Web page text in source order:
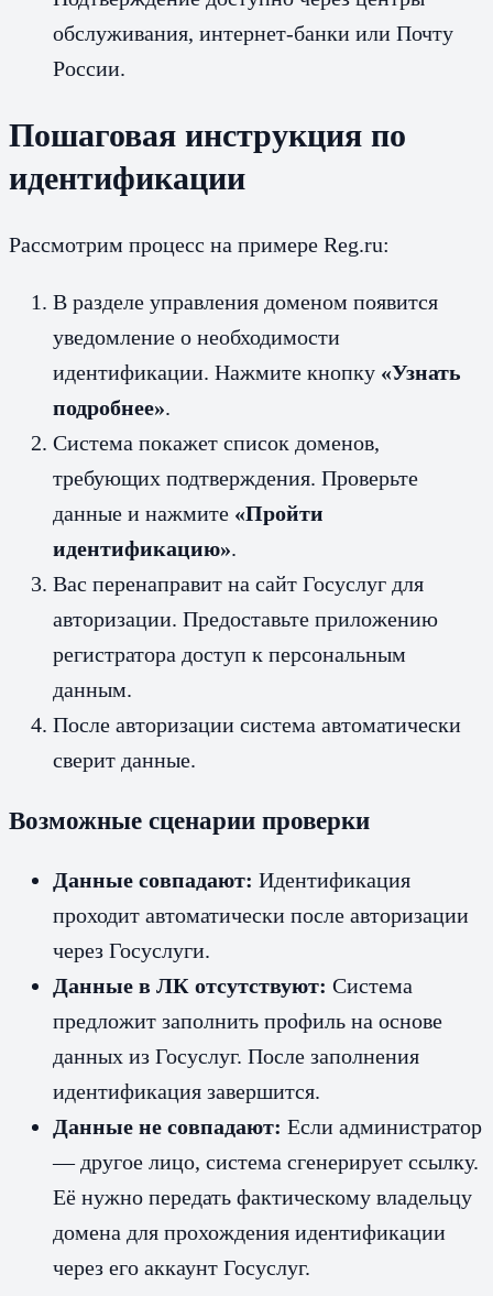
обслуживания, интернет-банки или Почту
России.
Пошаговая инструкция по
идентификации
Рассмотрим процесс на примере Reg.ru:
В разделе управления доменом появится
уведомление о необходимости
идентификации. Нажмите кнопку «Узнать
подробнее».
Система покажет список доменов,
требующих подтверждения. Проверьте
данные и нажмите «Пройти
идентификацию».
Вас перенаправит на сайт Госуслуг для
авторизации. Предоставьте приложению
регистратора доступ к персональным
данным.
После авторизации система автоматически
сверит данные.
Возможные сценарии проверки
Данные совпадают: Идентификация
проходит автоматически после авторизации
через Госуслуги.
Данные в ЛК отсутствуют: Система
предложит заполнить профиль на основе
данных из Госуслуг. После заполнения
идентификация завершится.
Данные не совпадают: Если администратор
— другое лицо, система сгенерирует ссылку.
Её нужно передать фактическому владельцу
домена для прохождения идентификации
через его аккаунт Госуслуг.